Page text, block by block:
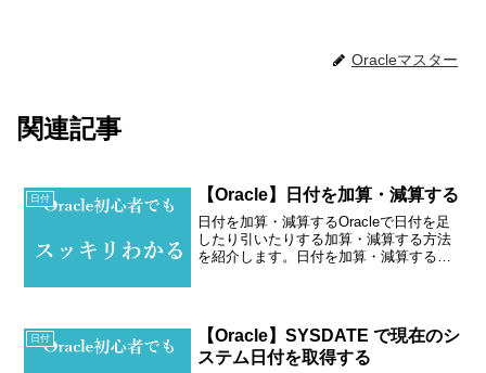
Oracleマスター
関連記事
日付 【Oracle】日付を加算・減算する
日付を加算・減算するOracleで日付を足
したり引いたりする加算・減算する方法
を紹介します。日付を加算・減算するに
SY...
日付
【Oracle】SYSDATE で現在のシ
ステム日付を取得する